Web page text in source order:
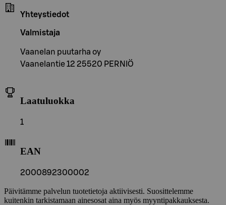
Yhteystiedot
Valmistaja
Vaanelan puutarha oy
Vaanelantie 12 25520 PERNIÖ
Laatuluokka
1
EAN
2000892300002
Päivitämme palvelun tuotetietoja aktiivisesti. Suosittelemme
kuitenkin tarkistamaan ainesosat aina myös myyntipakkauksesta.